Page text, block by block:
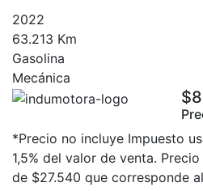
2022
63.213 Km
Gasolina
Mecánica
*Precio no incluye Impuesto
1,5% del valor de venta.
de $27.540 que corresponde